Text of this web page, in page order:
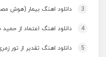
3 دانلود اهنگ بیمار (هوش
4 دانلود اهنگ اعتماد از حمید
5 دانلود اهنگ تقدیر از تور